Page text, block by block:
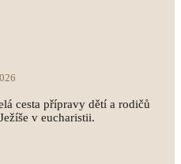
cesta přípravy dětí a rodičů
v eucharistii.